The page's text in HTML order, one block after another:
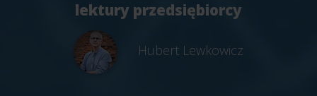
lektury przedsiębiorcy
Hubert Lewkowicz